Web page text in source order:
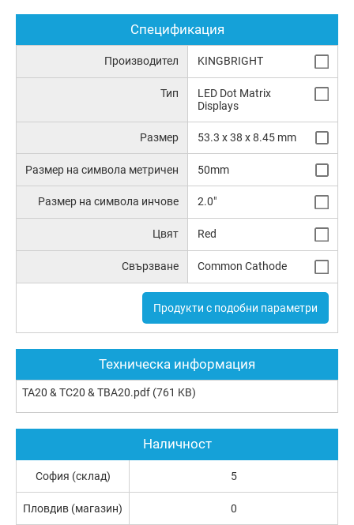
Спецификация
Производител KINGBRIGHT
Тип
LED Dot Matrix
Displays
Размер 53.3 x 38 x 8.45 mm
Размер на символа метричен 50mm
Размер на символа инчове 2.0"
Цвят Red
Свързване Common Cathode
Продукти с подобни параметри
Техническа информация
TA20 & TC20 & TBA20.pdf (761 KB)
Наличност
София (склад) 5
Пловдив (магазин) 0